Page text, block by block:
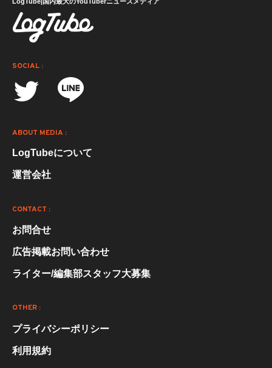
SOCIAL :
ABOUT MEDIA :
LogTubeについて
運営会社
CONTACT :
お問合せ
広告掲載お問い合わせ
ライター/編集部スタッフ大募集
OTHER :
プライバシーポリシー
利用規約